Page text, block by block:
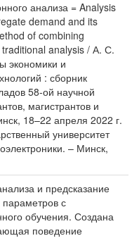
анализа = Analysis
demand and its
of combining
analysis / А. С.
экономики и
: сборник
58-ой научной
магистрантов и
18–22 апреля 2022 г.
университет
– Минск,
и предсказание
параметров с
обучения. Создана
поведение